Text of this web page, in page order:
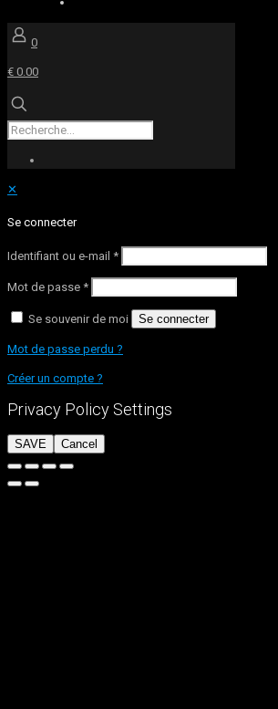
0
€ 0.00
✕
Se connecter
Identifiant ou e-mail *
Mot de passe *
Se souvenir de moi Se connecter
Mot de passe perdu ?
Créer un compte ?
Privacy Policy Settings
SAVE Cancel